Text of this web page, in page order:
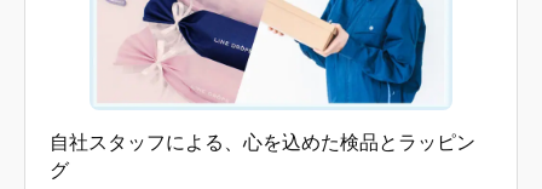
自社スタッフによる、心を込めた検品とラッピン
グ